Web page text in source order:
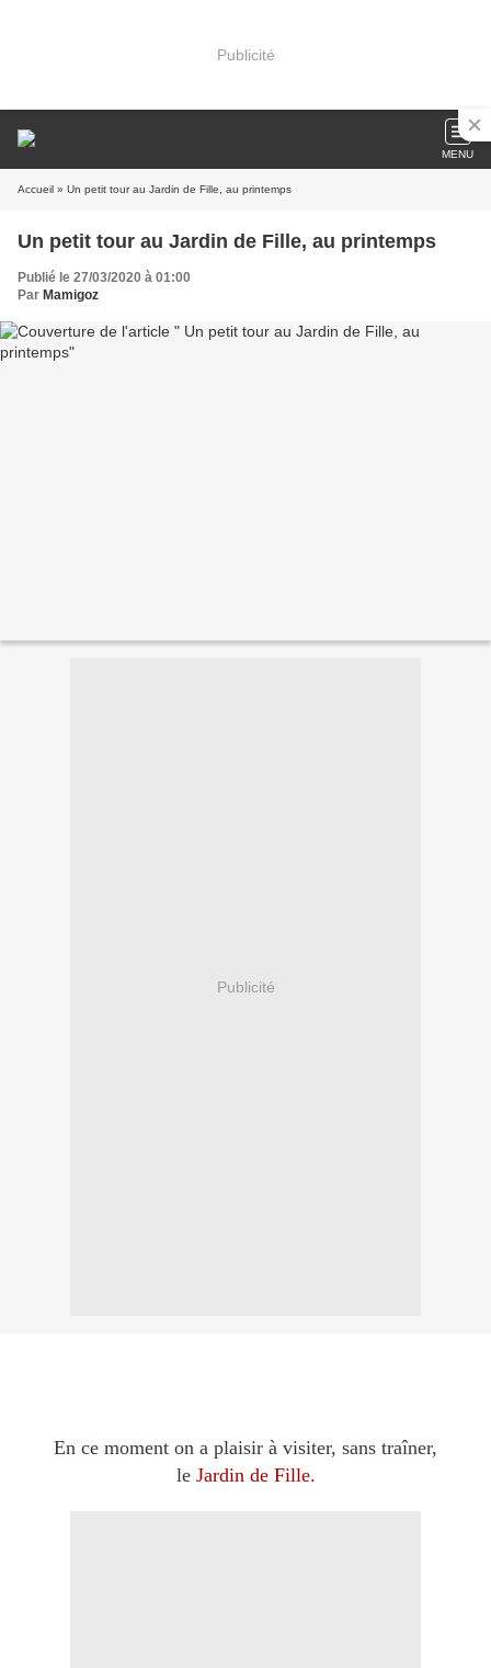
Publicité
MENU
Accueil » Un petit tour au Jardin de Fille, au printemps
Un petit tour au Jardin de Fille, au printemps
Publié le 27/03/2020 à 01:00
Par Mamigoz
Publicité
En ce moment on a plaisir à visiter, sans traîner,
le Jardin de Fille.